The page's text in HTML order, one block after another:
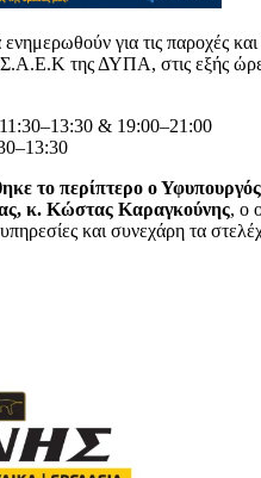
για τις παροχές
της ΔΥΠΑ, στις εξής
& 19:00–21:00
το περίπτερο ο
κ. Κώστας Καραγκούνης, ο
και συνεχάρη τα